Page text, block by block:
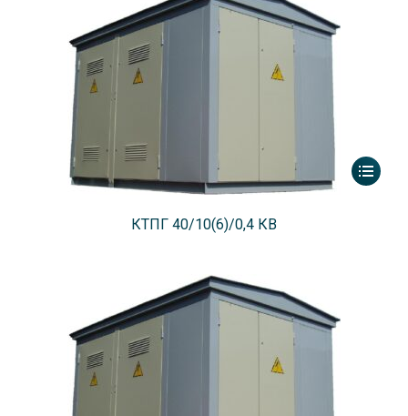
КТПГ 40/10(6)/0,4 КВ